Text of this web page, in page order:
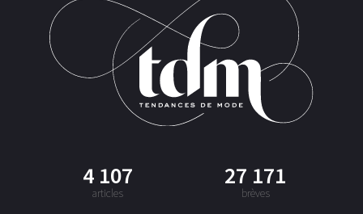
4 107
articles
27 171
brèves